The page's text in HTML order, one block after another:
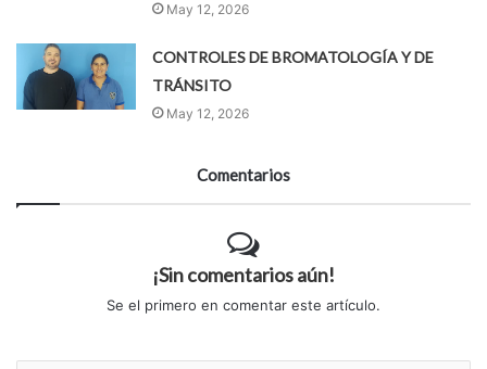
May 12, 2026
CONTROLES DE BROMATOLOGÍA Y DE
TRÁNSITO
May 12, 2026
Comentarios
¡Sin comentarios aún!
Se el primero en comentar este artículo.